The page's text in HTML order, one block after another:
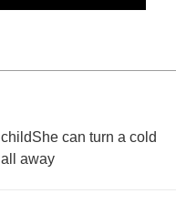
childShe can turn a cold
all away